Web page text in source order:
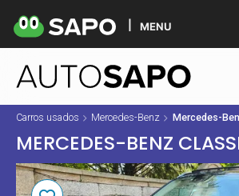
MENU
Carros usados Mercedes-Benz Mercedes-
MERCEDES-BENZ